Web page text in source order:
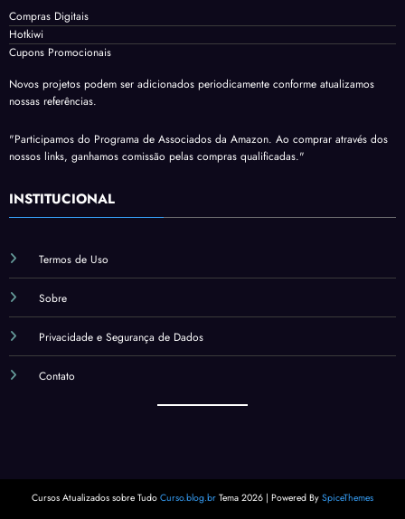
Compras Digitais
Hotkiwi
Cupons Promocionais
Novos projetos podem ser adicionados periodicamente conforme atualizamos
nossas referências.
"Participamos do Programa de Associados da Amazon. Ao comprar através dos
nossos links, ganhamos comissão pelas compras qualificadas."
INSTITUCIONAL
Termos de Uso
Sobre
Privacidade e Segurança de Dados
Contato
Cursos Atualizados sobre Tudo Curso.blog.br Tema 2026 | Powered By SpiceThemes